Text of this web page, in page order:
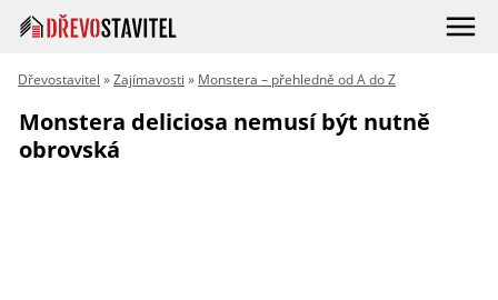
Dřevostavitel »Zajímavosti » Monstera – přehledně od A do Z
Monstera deliciosa nemusí být nutně
obrovská